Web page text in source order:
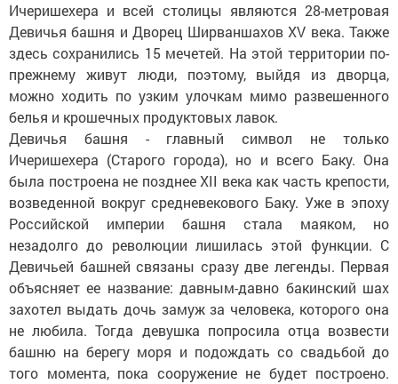
Ичеришехера и всей столицы являются 28-метровая
Девичья башня и Дворец Ширваншахов XV века. Также
здесь сохранились 15 мечетей. На этой территории по-
прежнему живут люди, поэтому, выйдя из дворца,
можно ходить по узким улочкам мимо развешенного
белья и крошечных продуктовых лавок.
Девичья башня - главный символ не только
Ичеришехера (Старого города), но и всего Баку. Она
была построена не позднее XII века как часть крепости,
возведенной вокруг средневекового Баку. Уже в эпоху
Российской империи башня стала маяком, но
незадолго до революции лишилась этой функции. С
Девичьей башней связаны сразу две легенды. Первая
объясняет ее название: давным-давно бакинский шах
захотел выдать дочь замуж за человека, которого она
не любила. Тогда девушка попросила отца возвести
башню на берегу моря и подождать со свадьбой до
того момента, пока сооружение не будет построено.